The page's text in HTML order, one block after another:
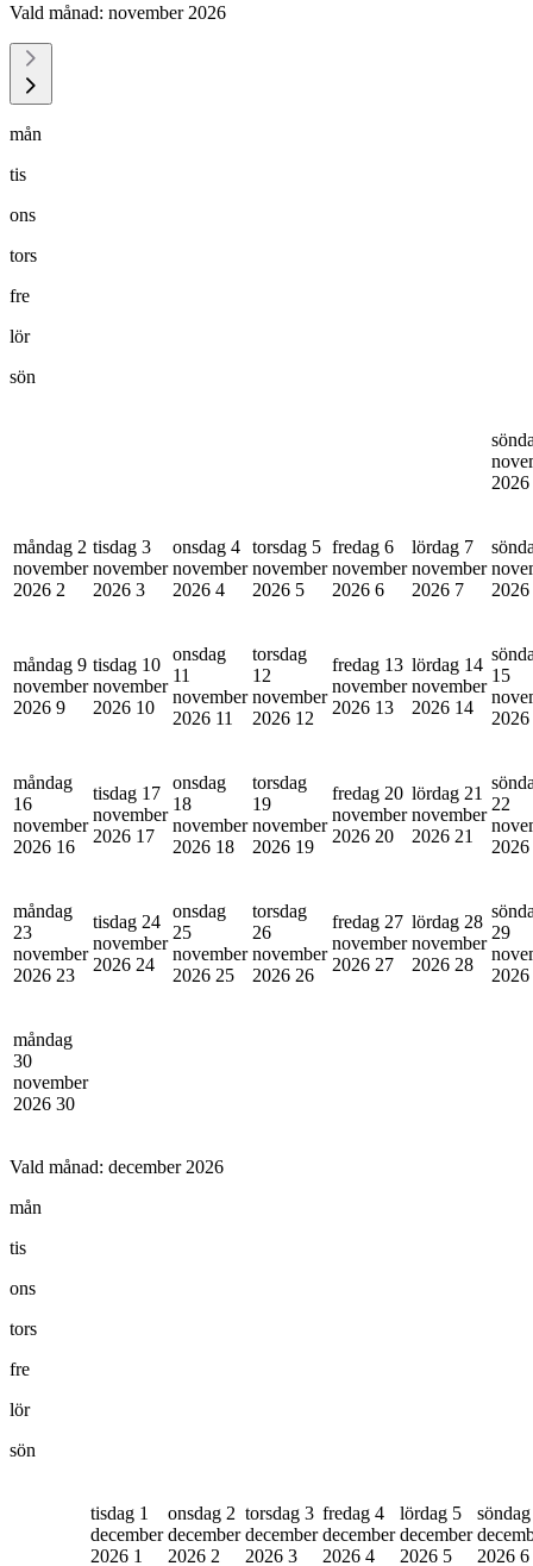
Vald månad: november 2026
mån
tis
ons
tors
fre
lör
sön
2026
måndag 2
november
2026 2
tisdag 3
november
2026 3
onsdag 4
november
2026 4
torsdag 5
november
2026 5
fredag 6
november
2026 6
lördag 7
november
2026 7
2026
måndag 9
november
2026 9
tisdag 10
november
2026 10
onsdag
11
november
2026 11
torsdag
12
november
2026 12
fredag 13
november
2026 13
lördag 14
november
2026 14
15
2026
måndag
16
november
2026 16
tisdag 17
november
2026 17
onsdag
18
november
2026 18
torsdag
19
november
2026 19
fredag 20
november
2026 20
lördag 21
november
2026 21
22
2026
måndag
23
november
2026 23
tisdag 24
november
2026 24
onsdag
25
november
2026 25
torsdag
26
november
2026 26
fredag 27
november
2026 27
lördag 28
november
2026 28
29
2026
måndag
30
november
2026 30
Vald månad: december 2026
mån
tis
ons
tors
fre
lör
sön
tisdag 1
december
2026 1
onsdag 2
december
2026 2
torsdag 3
december
2026 3
fredag 4
december
2026 4
lördag 5
december
2026 5
2026 6